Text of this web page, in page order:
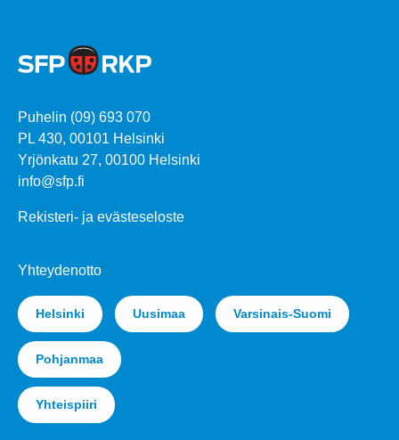
Puhelin (09) 693 070
PL 430, 00101 Helsinki
Yrjönkatu 27, 00100 Helsinki
info@sfp.fi
Rekisteri- ja evästeseloste
Yhteydenotto
Helsinki Uusimaa Varsinais-Suomi
Pohjanmaa
Yhteispiiri